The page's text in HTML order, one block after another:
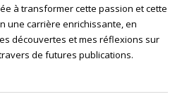
à transformer cette passion et cette
une carrière enrichissante, en
découvertes et mes réflexions sur
de futures publications.